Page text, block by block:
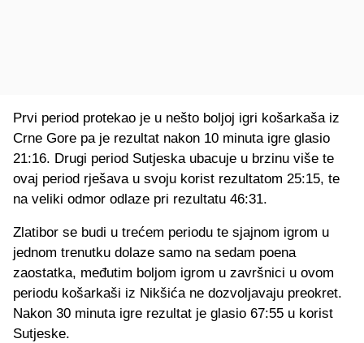
Prvi period protekao je u nešto boljoj igri košarkaša iz
Crne Gore pa je rezultat nakon 10 minuta igre glasio
21:16. Drugi period Sutjeska ubacuje u brzinu više te
ovaj period rješava u svoju korist rezultatom 25:15, te
na veliki odmor odlaze pri rezultatu 46:31.
Zlatibor se budi u trećem periodu te sjajnom igrom u
jednom trenutku dolaze samo na sedam poena
zaostatka, međutim boljom igrom u završnici u ovom
periodu košarkaši iz Nikšića ne dozvoljavaju preokret.
Nakon 30 minuta igre rezultat je glasio 67:55 u korist
Sutjeske.